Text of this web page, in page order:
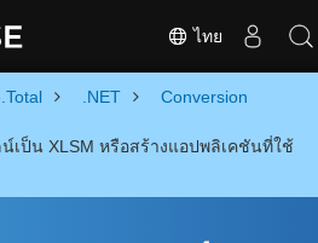
ไทย
.NET Conversion
เป็น XLSM หรือสร้างแอปพลิเคชันที่ใช้